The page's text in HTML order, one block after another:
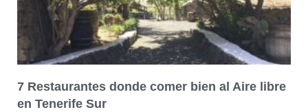
7 Restaurantes donde comer bien al Aire libre
en Tenerife Sur